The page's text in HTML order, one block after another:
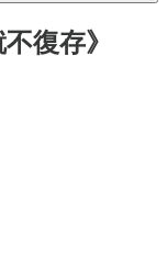
復存》